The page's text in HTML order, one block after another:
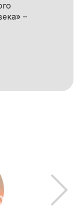
–